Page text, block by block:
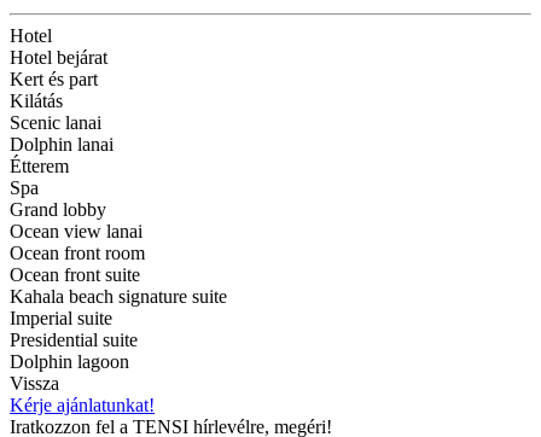
Hotel
Hotel bejárat
Kert és part
Kilátás
Scenic lanai
Dolphin lanai
Étterem
Spa
Grand lobby
Ocean view lanai
Ocean front room
Ocean front suite
Kahala beach signature suite
Imperial suite
Presidential suite
Dolphin lagoon
Vissza
Kérje ajánlatunkat!
Iratkozzon fel a TENSI hírlevélre, megéri!